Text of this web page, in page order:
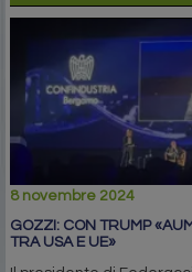
8 novembre 2024
GOZZI: CON TRUMP
TRA USA E UE»